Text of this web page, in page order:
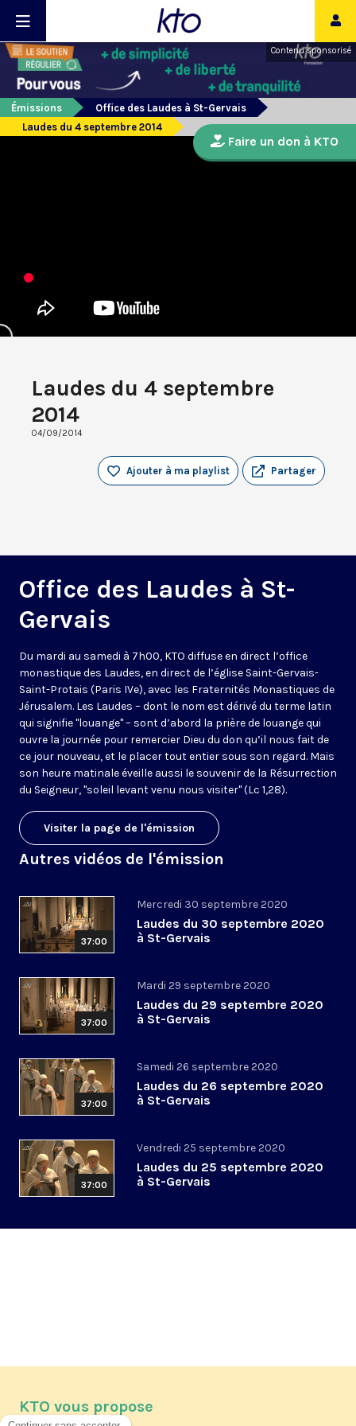
Contenu sponsorisé
Émissions
Office des Laudes à St-Gervais
Laudes du 4 septembre 2014
Laudes du 4 septembre
2014
04/09/2014
Partager
Ajouter à ma playlist
Office des Laudes à St-
Gervais
Du mardi au samedi à 7h00, KTO diffuse en direct l’office
monastique des Laudes, en direct de l’église Saint-Gervais-
Saint-Protais (Paris IVe), avec les Fraternités Monastiques de
Jérusalem. Les Laudes – dont le nom est dérivé du terme latin
qui signifie "louange" – sont d’abord la prière de louange qui
ouvre la journée pour remercier Dieu du don qu’il nous fait de
ce jour nouveau, et le placer tout entier sous son regard. Mais
son heure matinale éveille aussi le souvenir de la Résurrection
du Seigneur, "soleil levant venu nous visiter" (Lc 1,28).
Visiter la page de l'émission
Autres vidéos de l'émission
37:00
Mercredi 30 septembre 2020
Laudes du 30 septembre 2020
à St-Gervais
37:00
Mardi 29 septembre 2020
Laudes du 29 septembre 2020
à St-Gervais
37:00
Samedi 26 septembre 2020
Laudes du 26 septembre 2020
à St-Gervais
37:00
Vendredi 25 septembre 2020
Laudes du 25 septembre 2020
à St-Gervais
Faire un don à KTO
KTO vous propose